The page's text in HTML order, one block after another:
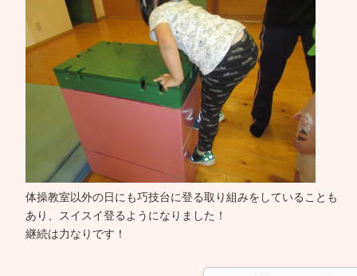
体操教室以外の日にも巧技台に登る取り組みをしていることも
あり、スイスイ登るようになりました！
継続は力なりです！